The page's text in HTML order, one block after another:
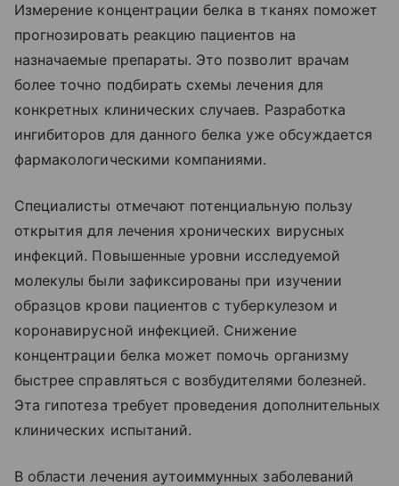
Измерение концентрации белка в тканях поможет
прогнозировать реакцию пациентов на
назначаемые препараты. Это позволит врачам
более точно подбирать схемы лечения для
конкретных клинических случаев. Разработка
ингибиторов для данного белка уже обсуждается
фармакологическими компаниями.
Специалисты отмечают потенциальную пользу
открытия для лечения хронических вирусных
инфекций. Повышенные уровни исследуемой
молекулы были зафиксированы при изучении
образцов крови пациентов с туберкулезом и
коронавирусной инфекцией. Снижение
концентрации белка может помочь организму
быстрее справляться с возбудителями болезней.
Эта гипотеза требует проведения дополнительных
клинических испытаний.
В области лечения аутоиммунных заболеваний